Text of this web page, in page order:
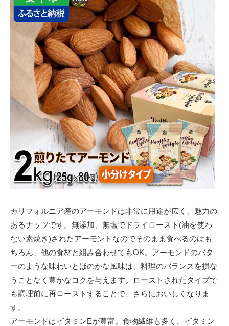
カリフォルニア産のアーモンドは非常に用途が広く、魅力の
あるナッツです。無添加、無塩でドライロースト(油を使わ
ない素焼き)されたアーモンドなのでそのまま食べるのはも
ちろん、他の食材と組み合わせてもOK。アーモンドのバタ
ーのような味わいとほのかな風味は、料理のバランスを損な
うことなく豊かなコクを与えます。ローストされたタイプで
も調理前に再ローストすることで、さらにおいしくなりま
す。
アーモンドはビタミンEが豊富。食物繊維も多く、ビタミン